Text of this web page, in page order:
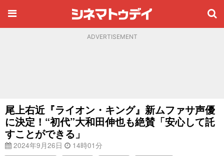
ADVERTISEMENT
尾上右近『ライオン・キング』新ムファサ声優
に決定！“初代”大和田伸也も絶賛「安心して託
すことができる」
2024年9月26日
14時01分